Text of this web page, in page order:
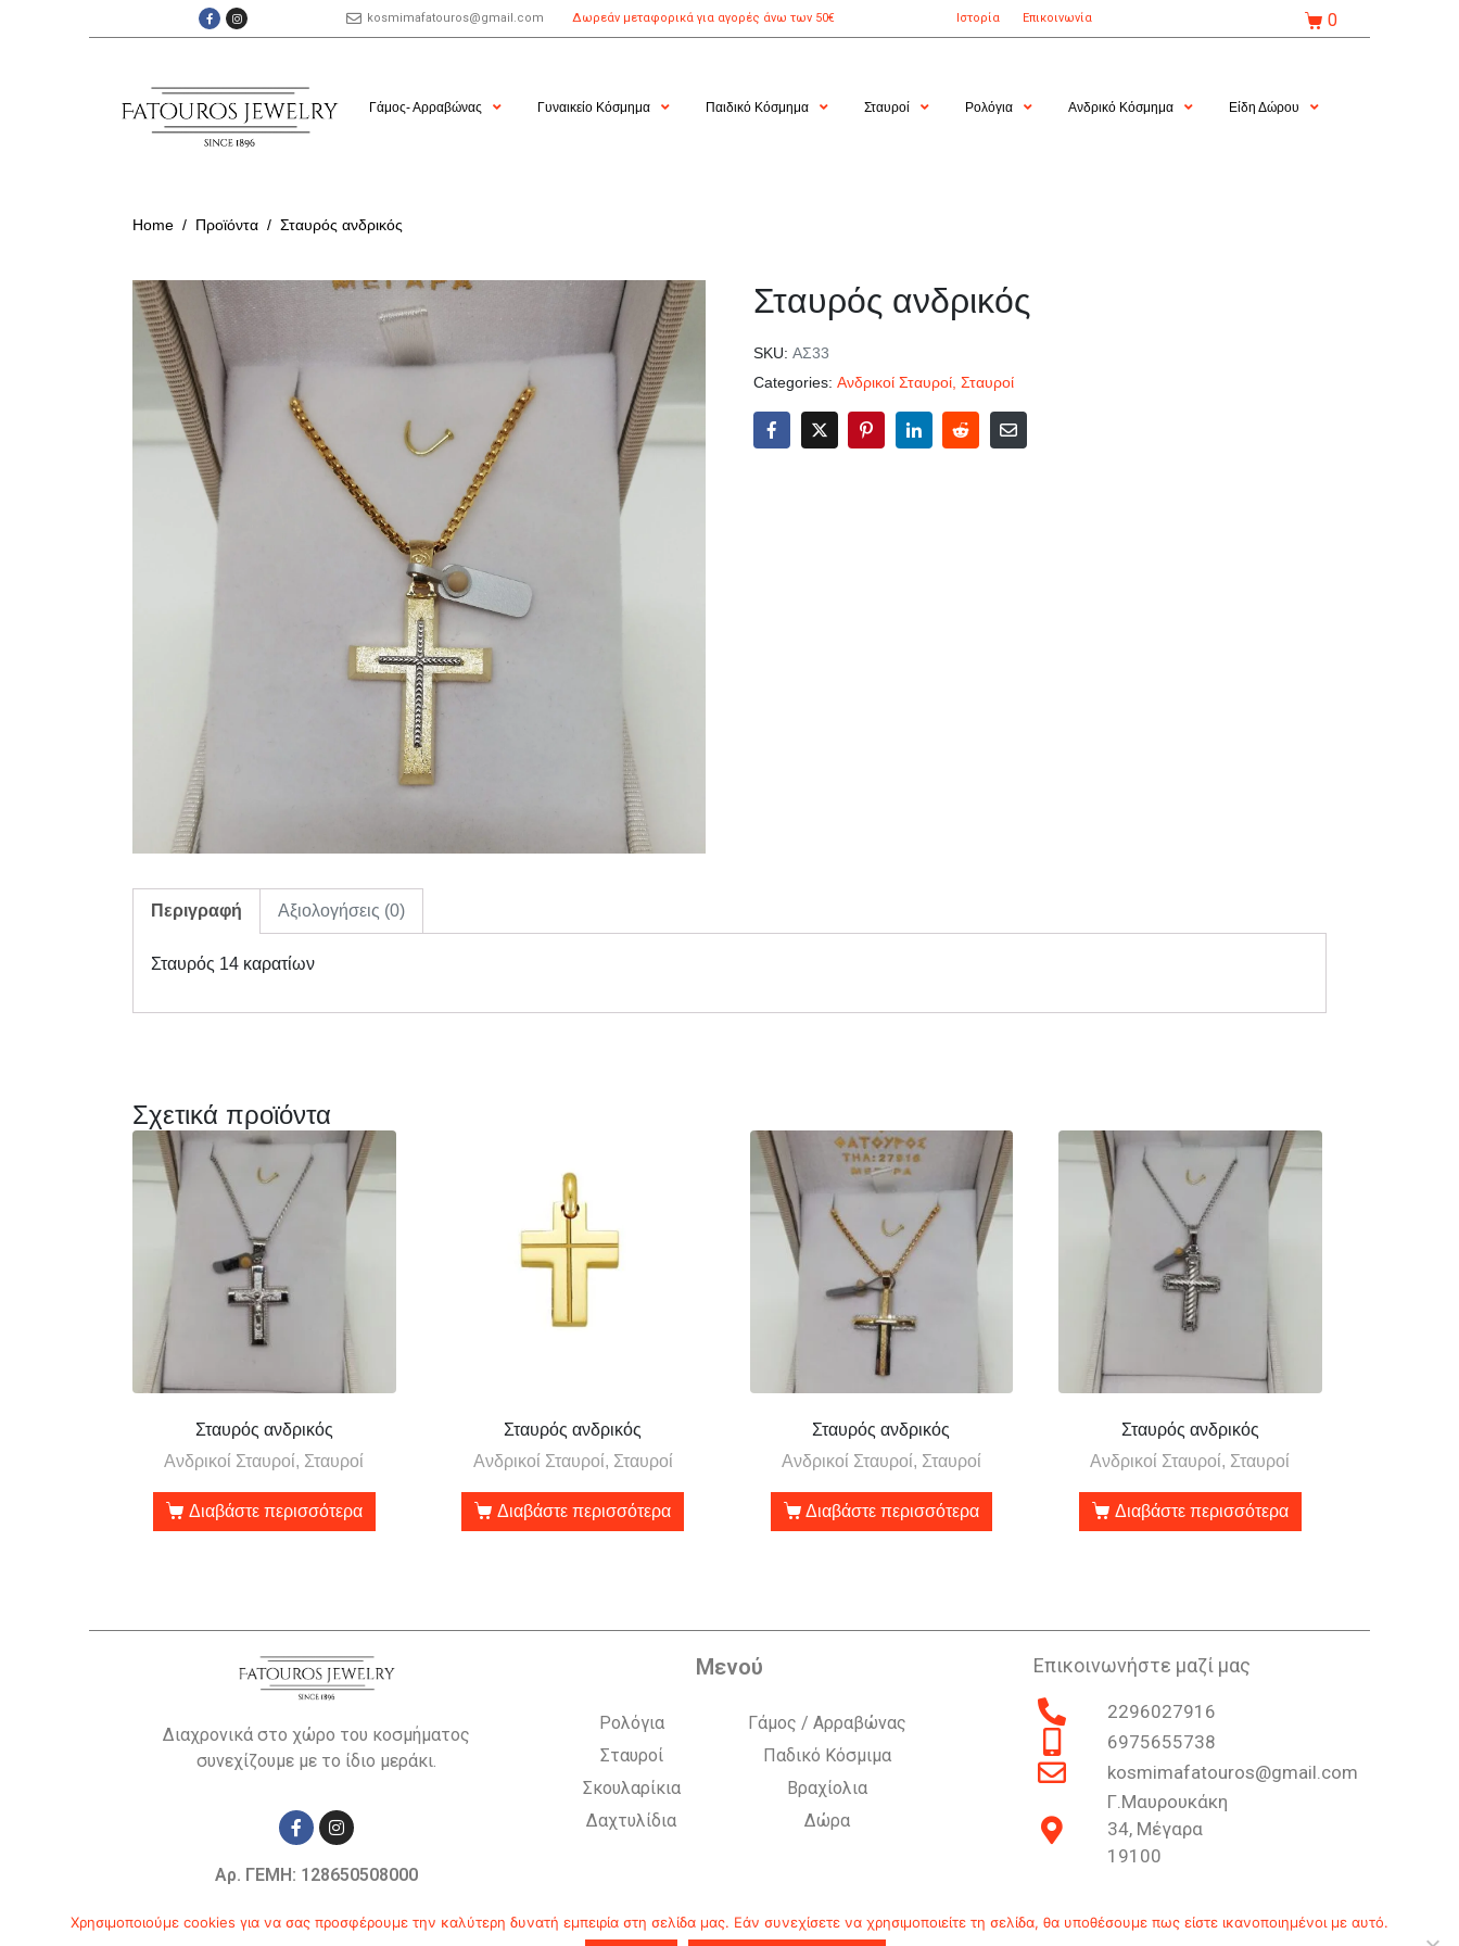
kosmimafatouros@gmail.com Δωρεάν μεταφορικά για αγορές άνω των 50€ Ιστορία Επικοινωνία 0
Γάμος- Αρραβώνας Γυναικείο Κόσμημα Παιδικό Κόσμημα Σταυροί Ρολόγια Ανδρικό Κόσμημα Είδη Δώρου
Home Προϊόντα Σταυρός ανδρικός
Σταυρός ανδρικός
SKU: ΑΣ33
Categories: Ανδρικοί Σταυροί Σταυροί
Περιγραφή Αξιολογήσεις (0)
Σταυρός 14 καρατίων
Σχετικά προϊόντα
Σταυρός ανδρικός
Ανδρικοί Σταυροί, Σταυροί
Διαβάστε περισσότερα
Σταυρός ανδρικός
Ανδρικοί Σταυροί, Σταυροί
Διαβάστε περισσότερα
Σταυρός ανδρικός
Ανδρικοί Σταυροί, Σταυροί
Διαβάστε περισσότερα
Σταυρός ανδρικός
Ανδρικοί Σταυροί, Σταυροί
Διαβάστε περισσότερα
Διαχρονικά στο χώρο του κοσμήματος
συνεχίζουμε με το ίδιο μεράκι.
Αρ. ΓΕΜΗ: 128650508000
Μενού
Ρολόγια
Σταυροί
Σκουλαρίκια
Δαχτυλίδια
Γάμος / Αρραβώνας
Παδικό Κόσμιμα
Βραχίολια
Δώρα
Επικοινωνήστε μαζί μας
2296027916
6975655738
kosmimafatouros@gmail.com
Γ.Μαυρουκάκη
34, Μέγαρα
19100
© Copyright 2019 Επικοινωνία Ιστορία Πολιτική Απορρήτου
Χρησιμοποιούμε cookies για να σας προσφέρουμε την καλύτερη δυνατή εμπειρία στη σελίδα μας. Εάν συνεχίσετε να χρησιμοποιείτε τη σελίδα, θα υποθέσουμε πως είστε ικανοποιημένοι με αυτό.